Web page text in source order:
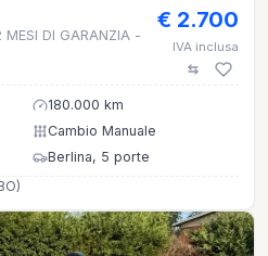
MESI DI GARANZIA -
€ 2.700
IVA inclusa
180.000 km
Cambio Manuale
Berlina, 5 porte